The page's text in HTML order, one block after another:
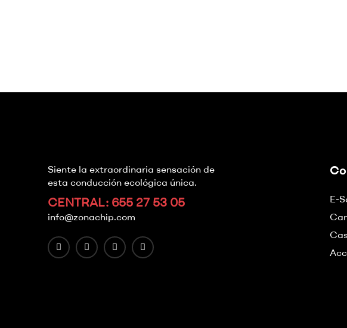
Siente la extraordinaria sensación de
esta conducción ecológica única.
CENTRAL: 655 27 53 05
info@zonachip.com
E-